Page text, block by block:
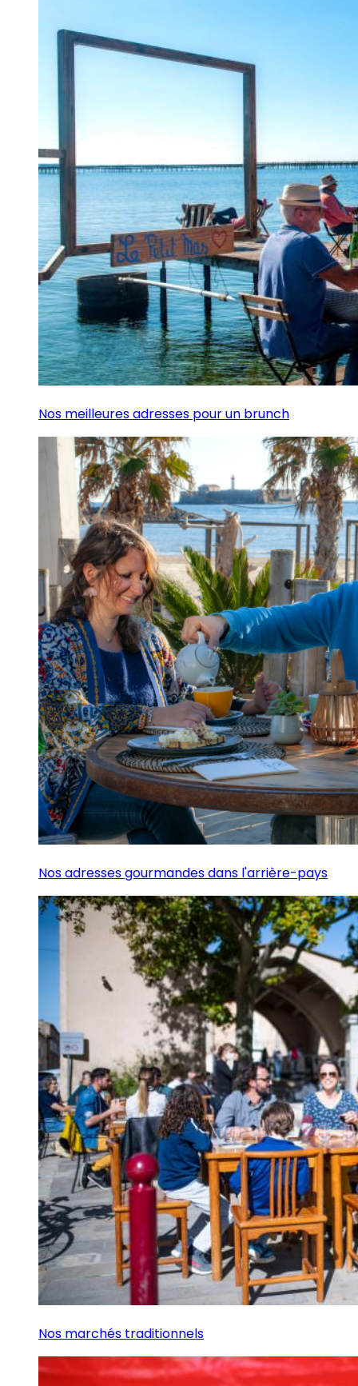
Nos meilleures adresses pour un brunch
Nos adresses gourmandes dans l'arrière-pays
Nos marchés traditionnels